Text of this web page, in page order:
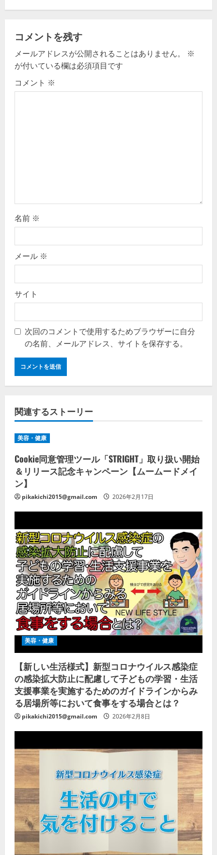
g
a
t
コメントを残す
メールアドレスが公開されることはありません。
※
が付いている欄は必須項目です
コメント ※
名前 ※
メール ※
サイト
次回のコメントで使用するためブラウザーに自分
の名前、メールアドレス、サイトを保存する。
関連するストーリー
美容・健康
Cookie同意管理ツール「STRIGHT」取り扱い開始
＆リリース記念キャンペーン【ムームードメイ
ン】
pikakichi2015@gmail.com 2026年2月17日
美容・健康
【新しい生活様式】新型コロナウイルス感染症
の感染拡大防止に配慮して子どもの学習・生活
支援事業を実施するためのガイドラインからみ
る居場所等において食事をする場合とは？
pikakichi2015@gmail.com 2026年2月8日